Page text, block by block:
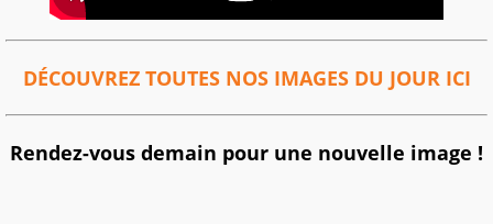
DÉCOUVREZ TOUTES NOS IMAGES DU JOUR ICI
Rendez-vous demain pour une nouvelle image !